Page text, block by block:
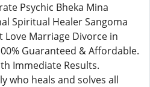
Psychic Bheka Mina
Spiritual Healer Sangoma
Love Marriage Divorce in
Guaranteed & Affordable.
Immediate Results.
who heals and solves all